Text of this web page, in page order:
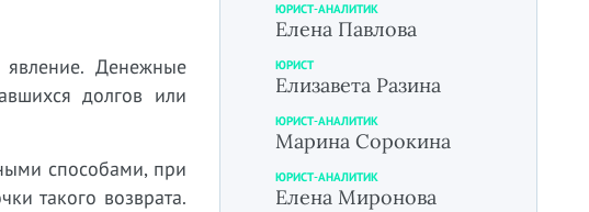
Денежные
долгов или
способами, при
такого возврата.
ЮРИСТ-АНАЛИТИК
Елена Павлова
ЮРИСТ
Елизавета Разина
ЮРИСТ-АНАЛИТИК
Марина Сорокина
ЮРИСТ-АНАЛИТИК
Елена Миронова